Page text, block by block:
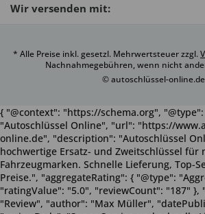
Wir versenden mit:
* Alle Preise inkl. gesetzl. Mehrwertsteuer zzgl.
Nachnahmegebühren, wenn nicht
© autoschlüssel-online.de
{ "@context": "https://schema.org",
"Autoschlüssel Online", "url": "https://
online.de", "description": "Autoschlüssel
hochwertige Ersatz- und Zweitschlüssel für
Fahrzeugmarken. Schnelle Lieferung, Top-
Preise.", "aggregateRating": { "@type":
"ratingValue": "5.0", "reviewCount": "187" },
"Review", "author": "Max Müller",